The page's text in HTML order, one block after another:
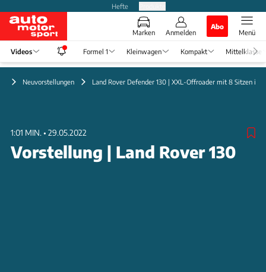
Hefte
Marken Anmelden
Abo
Menü
Videos Formel 1 Kleinwagen Kompakt Mittelklasse
Neuvorstellungen Land Rover Defender 130 | XXL-Offroader mit 8 Sitzen im
1:01 MIN. • 29.05.2022
Vorstellung | Land Rover 130